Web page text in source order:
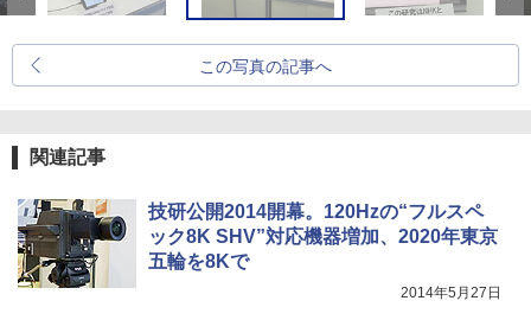
この写真の記事へ
関連記事
技研公開2014開幕。120Hzの“フルスペ
ック8K SHV”対応機器増加、2020年東京
五輪を8Kで
2014年5月27日